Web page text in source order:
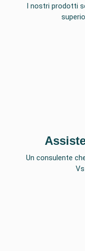
I nostri prodotti
Un consulente